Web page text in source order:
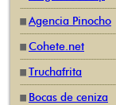
Agencia Pinocho
Cohete.net
Truchafrita
Bocas de ceniza